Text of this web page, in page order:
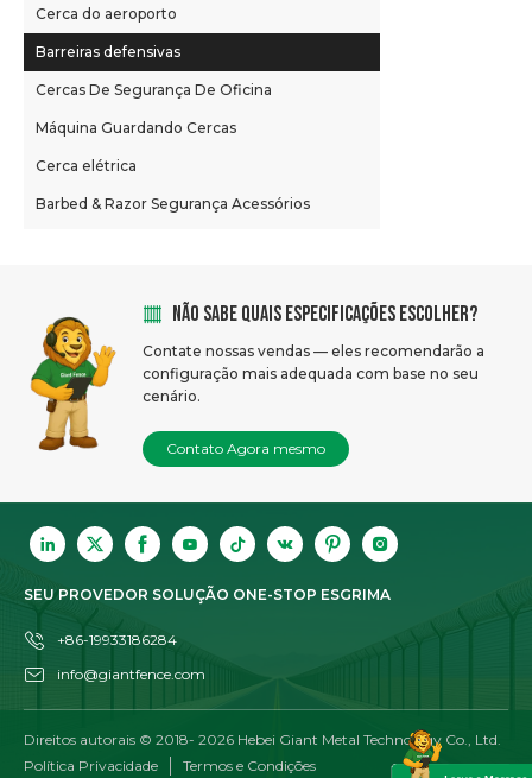
Nova Zelândia Cerca Temporária
Borda proteção cercas
Barreiras Controle Multidão
Gabião Retenção Paredes
Painéis malha soldada
Cerca do aeroporto
Barreiras defensivas
Cercas De Segurança De Oficina
Máquina Guardando Cercas
Cerca elétrica
Barbed & Razor Segurança Acessórios
NÃO SABE QUAIS ESPECIFICAÇÕES ESCOLHER?
Contate nossas vendas — eles recomendarão a
configuração mais adequada com base no seu
cenário.
Contato Agora mesmo
SEU PROVEDOR SOLUÇÃO ONE-STOP ESGRIMA
+86-19933186284
info@giantfence.com
Direitos autorais © 2018- 2026 Hebei Giant Metal Technology Co., Ltd.
Política Privacidade
Termos e Condições